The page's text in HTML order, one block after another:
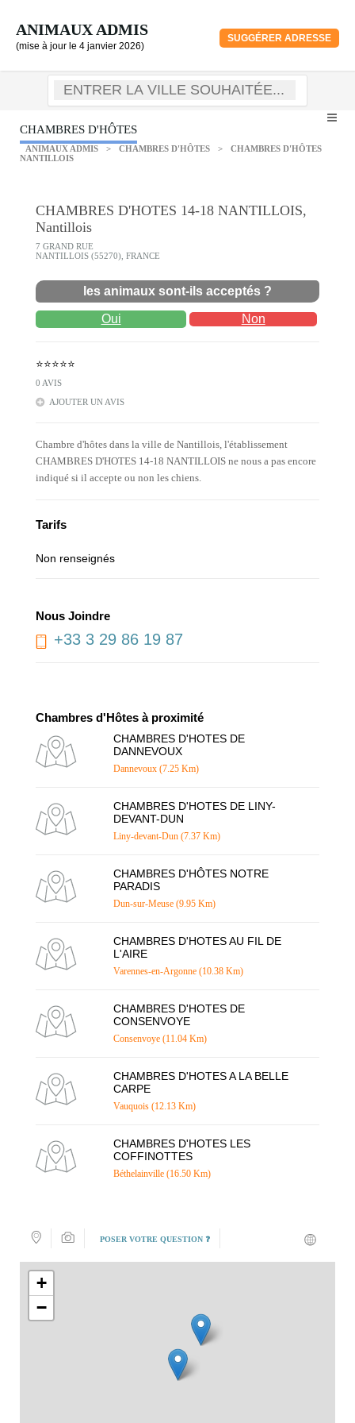
ANIMAUX ADMIS
(mise à jour le 4 janvier 2026)
SUGGÉRER ADRESSE
CHAMBRES D'HÔTES
ANIMAUX ADMIS > CHAMBRES D'HÔTES >
CHAMBRES D'HÔTES
NANTILLOIS
CHAMBRES D'HOTES 14-18 NANTILLOIS,
Nantillois
7 GRAND RUE
NANTILLOIS (55270), FRANCE
les animaux sont-ils acceptés ?
Oui Non
⭐⭐⭐⭐⭐
0 AVIS
AJOUTER UN AVIS
Chambre d'hôtes dans la ville de Nantillois, l'établissement
CHAMBRES D'HOTES 14-18 NANTILLOIS ne nous a pas encore
indiqué si il accepte ou non les chiens.
Tarifs
Non renseignés
Nous Joindre
+33 3 29 86 19 87
Chambres d'Hôtes à proximité
CHAMBRES D'HOTES DE
DANNEVOUX
Dannevoux (7.25 Km)
CHAMBRES D'HOTES DE LINY-
DEVANT-DUN
Liny-devant-Dun (7.37 Km)
CHAMBRES D'HÔTES NOTRE
PARADIS
Dun-sur-Meuse (9.95 Km)
CHAMBRES D'HOTES AU FIL DE
L'AIRE
Varennes-en-Argonne (10.38 Km)
CHAMBRES D'HOTES DE
CONSENVOYE
Consenvoye (11.04 Km)
CHAMBRES D'HOTES A LA BELLE
CARPE
Vauquois (12.13 Km)
CHAMBRES D'HOTES LES
COFFINOTTES
Béthelainville (16.50 Km)
POSER VOTRE QUESTION ❓
+
−